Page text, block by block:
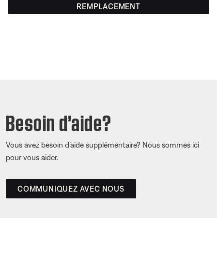
REMPLACEMENT
Besoin d’aide?
Vous avez besoin d’aide supplémentaire? Nous sommes ici
pour vous aider.
COMMUNIQUEZ AVEC NOUS